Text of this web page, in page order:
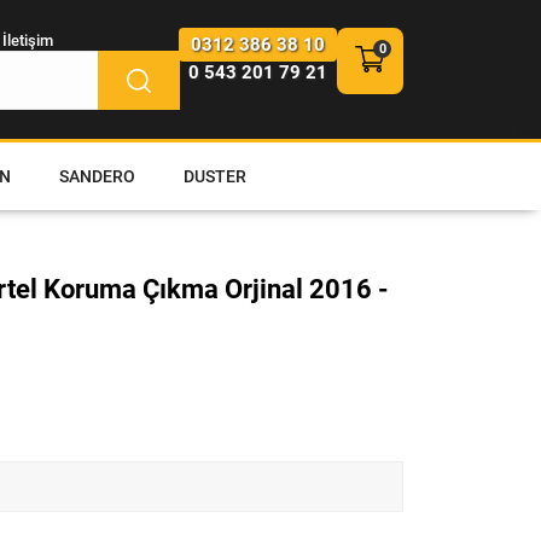
İletişim
0312 386 38 10
0 543 201 79 21
SANDERO DUSTER
Koruma Çıkma Orjinal 2016 -